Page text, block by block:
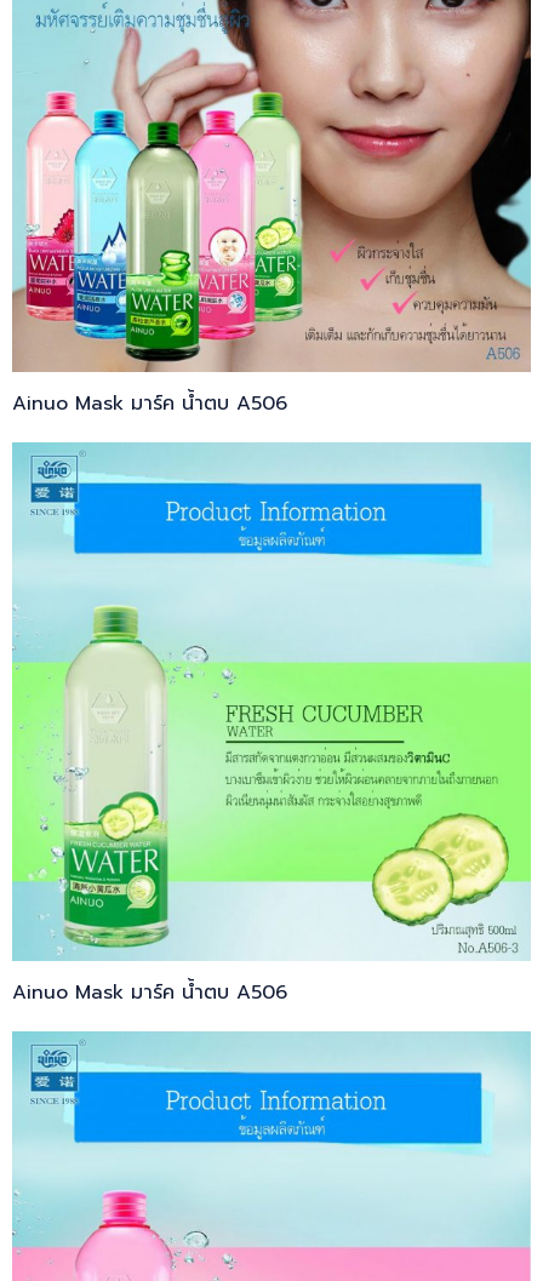
Ainuo Mask มาร์ค น้ำตบ A506
Ainuo Mask มาร์ค น้ำตบ A506